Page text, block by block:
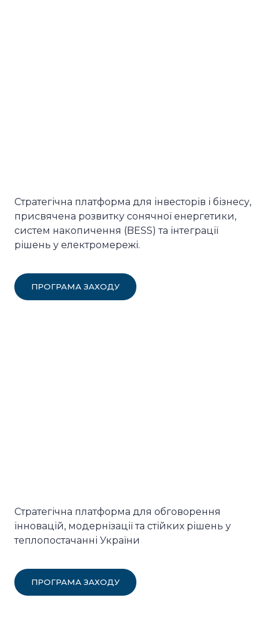
Cтратегічна платформа для інвесторів і бізнесу,
присвячена розвитку сонячної енергетики,
систем накопичення (BESS) та інтеграції
рішень у електромережі.
ПРОГРАМА ЗАХОДУ
Cтратегічна платформа для обговорення
інновацій, модернізації та стійких рішень у
теплопостачанні України
ПРОГРАМА ЗАХОДУ